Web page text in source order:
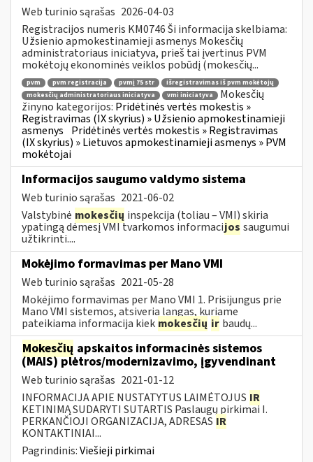
Web turinio sąrašas 2026-04-03
Registracijos numeris KM0746 Ši informacija skelbiama:
Užsienio apmokestinamieji asmenys Mokesčių
administratoriaus iniciatyva, prieš tai įvertinus PVM
mokėtojų ekonominės veiklos pobūdį (mokesčių...
pvm pvm registracija pvmį 75 str
išregistravimas iš pvm mokėtojų
mokesčių administratoriaus iniciatyva
vmi iniciatyva
Mokesčių
žinyno kategorijos: Pridėtinės vertės mokestis »
Registravimas (IX skyrius) » Užsienio apmokestinamieji
asmenys Pridėtinės vertės mokestis » Registravimas
(IX skyrius) » Lietuvos apmokestinamieji asmenys » PVM
mokėtojai
Informacijos saugumo valdymo sistema
Web turinio sąrašas 2021-06-02
Valstybinė mokesčių inspekcija (toliau – VMI) skiria
ypatingą dėmesį VMI tvarkomos informacijos saugumui
užtikrinti....
Mokėjimo formavimas per Mano VMI
Web turinio sąrašas 2021-05-28
Mokėjimo formavimas per Mano VMI 1. Prisijungus prie
Mano VMI sistemos, atsiveria langas, kuriame
pateikiama informacija kiek mokesčių ir baudų...
Mokesčių apskaitos informacinės sistemos
(MAIS) plėtros/modernizavimo, įgyvendinant
Web turinio sąrašas 2021-01-12
INFORMACIJA APIE NUSTATYTUS LAIMĖTOJUS IR
KETINIMĄ SUDARYTI SUTARTIS Paslaugų pirkimai I.
PERKANČIOJI ORGANIZACIJA, ADRESAS IR
KONTAKTINIAI...
Pagrindinis:Viešieji pirkimai